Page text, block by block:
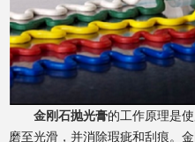
金刚石抛光膏的工作原理是
磨至光滑，并消除瑕疵和刮痕。